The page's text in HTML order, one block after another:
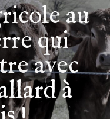
au
qui
avec
à